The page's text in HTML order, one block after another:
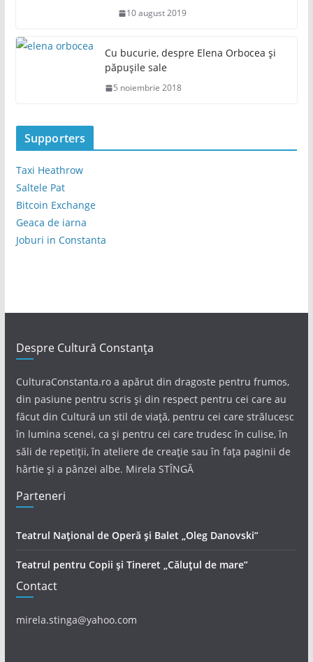
10 august 2019
Cu bucurie, despre Elena Orbocea și
păpușile sale
5 noiembrie 2018
Supporters
Taxi Heathrow
Saltele Pat
Bitcoin Exchange
Geaca de iarna
Joburi in Constanta
Despre Cultură Constanța
CulturaConstanta.ro a apărut din dragoste pentru frumos,
din pasiune pentru scris și din respect pentru cei care au
făcut din Cultură un stil de viață, pentru cei care strălucesc
în lumina scenei, ca și pentru cei care trudesc în culise, în
săli de repetiții, în ateliere de creație sau în fața paginii de
hârtie și a pânzei albe. Mirela STÎNGĂ
Parteneri
Teatrul Național de Operă și Balet „Oleg Danovski”
Teatrul pentru Copii și Tineret „Căluțul de mare”
Contact
mirela.stinga@yahoo.com